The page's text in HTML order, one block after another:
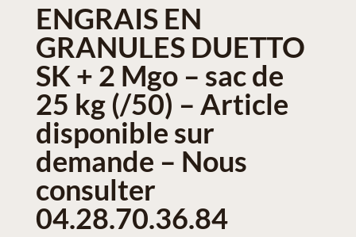
ENGRAIS EN
GRANULES DUETTO
SK + 2 Mgo – sac de
25 kg (/50) – Article
disponible sur
demande – Nous
consulter
04.28.70.36.84